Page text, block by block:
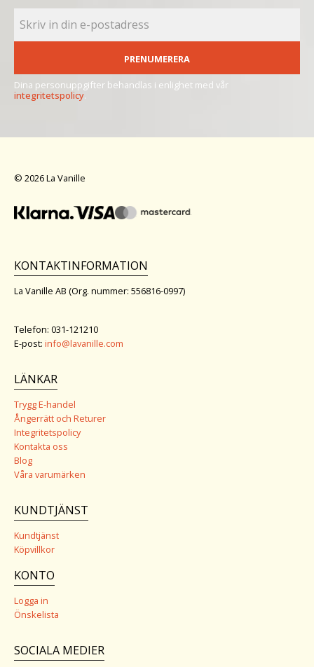
PRENUMERERA
Dina personuppgifter behandlas i enlighet med vår
integritetspolicy.
© 2026 La Vanille
KONTAKTINFORMATION
La Vanille AB (Org. nummer: 556816-0997)
Telefon: 031-121210
E-post: info@lavanille.com
LÄNKAR
Trygg E-handel
Ångerrätt och Returer
Integritetspolicy
Kontakta oss
Blog
Våra varumärken
KUNDTJÄNST
Kundtjänst
Köpvillkor
KONTO
Logga in
Önskelista
SOCIALA MEDIER